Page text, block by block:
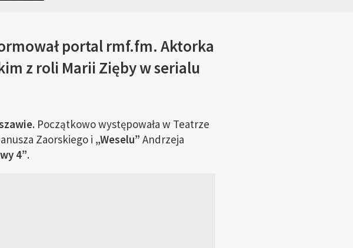
portal rmf.fm. Aktorka
z roli Marii Zięby w serialu
Początkowo występowała w Teatrze
Zaorskiego i „Weselu” Andrzeja
4”.